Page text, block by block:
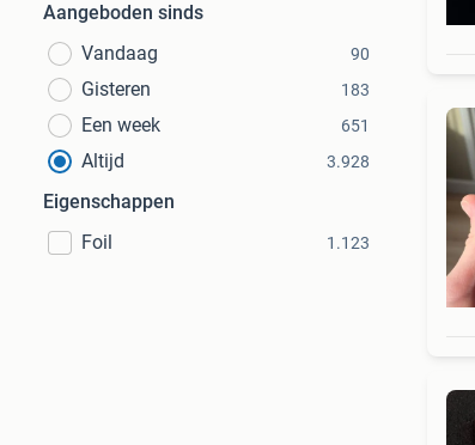
Aangeboden sinds
Vandaag
90
Gisteren 183
Een week 651
Altijd 3.928
Eigenschappen
Foil
1.123